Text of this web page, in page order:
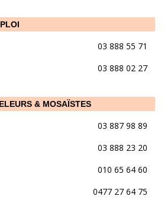
03 888 55 71
03 888 02 27
& MOSAÏSTES
03 887 98 89
03 888 23 20
010 65 64 60
0477 27 64 75